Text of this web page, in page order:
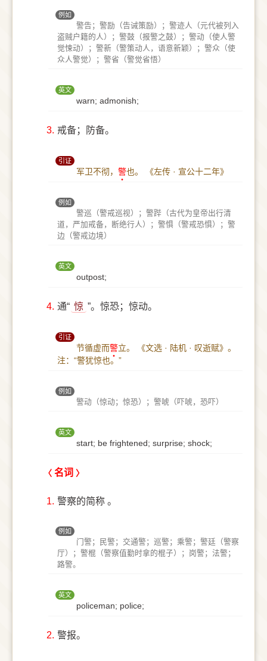
例如
警告；警励（告诫策励）；警迹人（元代被列入
盗贼户籍的人）；警鼓（报警之鼓）；警动（使人警
觉悚动）；警新（警策动人，语意新颖）；警众（使
众人警觉）；警省（警觉省悟）
英文
warn; admonish;
3. 戒备；防备。
引证
军卫不彻， 警也。 《左传 · 宣公十二年》
例如
警巡（警戒巡视）；警跸（古代为皇帝出行清
道，严加戒备，断绝行人）；警惧（警戒恐惧）；警
边（警戒边境）
英文
outpost;
4. 通“ 惊 ”。惊恐；惊动。
引证
节循虚而警立。
《文选 · 陆机 · 叹逝赋》。
注：“警犹惊也。”
例如
警动（惊动；惊恐）；警唬（吓唬，恐吓）
英文
start; be frightened; surprise; shock;
名词
1. 警察的简称 。
例如
门警；民警；交通警；巡警；乘警；警廷（警察
厅）；警棍（警察值勤时拿的棍子）；岗警；法警；
路警。
英文
policeman; police;
2. 警报。